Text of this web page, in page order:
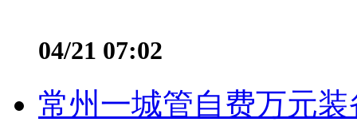
04/21 07:02
常州一城管自费万元